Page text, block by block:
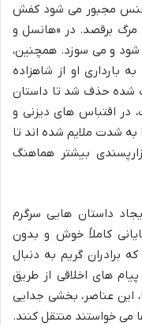
مجبور می شود کفش
برقصد. در «هانسل و
شود و می سوزد. همچنین،
بارداری او از شاهزاده
شده حذف شد تا داستان
در اقتباس های دیزنی و
شدت ملایم شده اند تا
بیشتر هماهنگ
داستان هایی سرگرم
کاملاً خوش و بدون
برادران گریم به دنبال
های اخلاقی از طریق
این عناصر، بخشی جدایی
می خواستند منتقل کنند.